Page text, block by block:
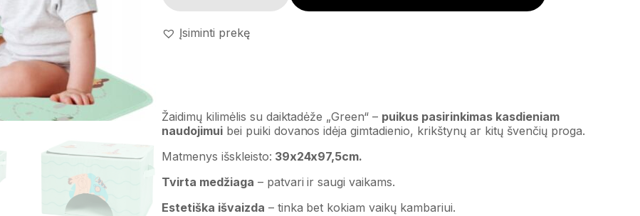
Įsiminti prekę
Žaidimų kilimėlis su daiktadėže „Green“ – puikus pasirinkimas kasdieniam
naudojimuibei puiki dovanos idėja gimtadienio, krikštynų ar kitų švenčių proga.
Matmenys išskleisto: 39x24x97,5cm.
Tvirta medžiaga – patvari ir saugi vaikams.
Estetiška išvaizda – tinka bet kokiam vaikų kambariui.